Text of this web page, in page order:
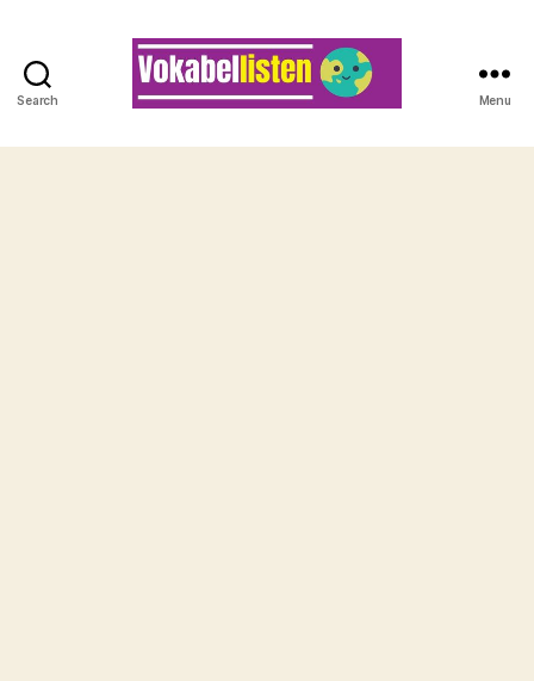
Search Menu